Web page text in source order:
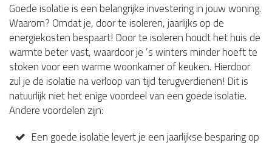
Goede isolatie is een belangrijke investering in jouw woning.
Waarom? Omdat je, door te isoleren, jaarlijks op de
energiekosten bespaart! Door te isoleren houdt het huis de
warmte beter vast, waardoor je ’s winters minder hoeft te
stoken voor een warme woonkamer of keuken. Hierdoor
zul je de isolatie na verloop van tijd terugverdienen! Dit is
natuurlijk niet het enige voordeel van een goede isolatie.
Andere voordelen zijn:
Een goede isolatie levert je een jaarlijkse besparing op